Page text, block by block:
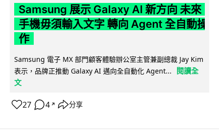
Samsung 展示 Galaxy AI 新方向 未來
手機毋須輸入文字 轉向 Agent 全自動操
作
Samsung 電子 MX 部門顧客體驗辦公室主管兼副總裁 Jay Kim
表示，品牌正推動 Galaxy AI 邁向全自動化 Agent...
閱讀全
文
27 4 ↗ 分享